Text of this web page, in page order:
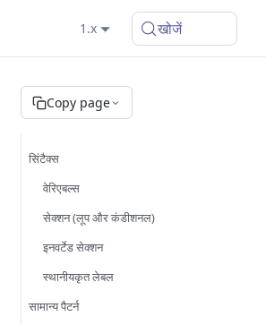
1.x खोजें
Copy page
सिंटैक्स
वेरिएबल्स
सेक्शन (लूप और कंडीशनल)
इनवर्टेड सेक्शन
स्थानीयकृत लेबल
सामान्य पैटर्न